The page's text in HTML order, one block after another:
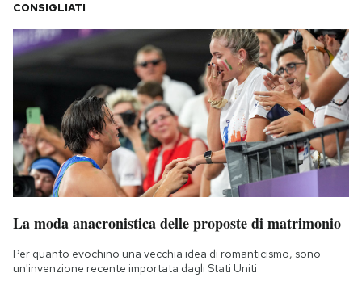
CONSIGLIATI
La moda anacronistica delle proposte di matrimonio
Per quanto evochino una vecchia idea di romanticismo, sono
un'invenzione recente importata dagli Stati Uniti